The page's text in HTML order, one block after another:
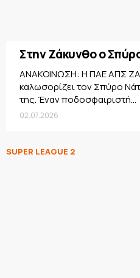
Στην Ζάκυνθο ο
ΑΝΑΚΟΙΝΩΣΗ: Η ΠΑΕ ΑΠΣ
καλωσορίζει τον Σπύρο
της. Έναν ποδοσφαιριστή...
02.07.2026
SUPER LEAGUE 2